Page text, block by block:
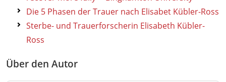
Die 5 Phasen der Trauer nach Elisabet Kübler-Ross
Sterbe- und Trauerforscherin Elisabeth Kübler-
Ross
Über den Autor